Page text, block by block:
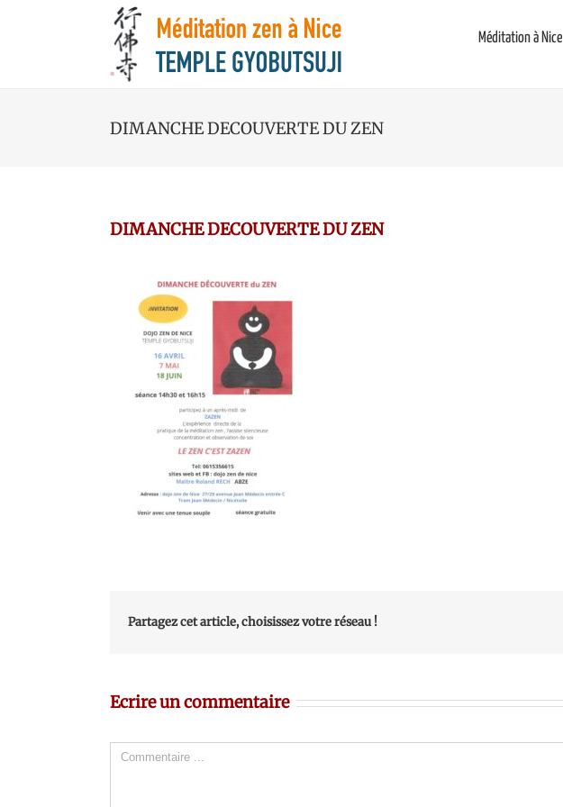
Méditation à Nice
DIMANCHE DECOUVERTE DU ZEN
DIMANCHE DECOUVERTE DU ZEN
Partagez cet article, choisissez votre réseau !
Ecrire un commentaire
Comment